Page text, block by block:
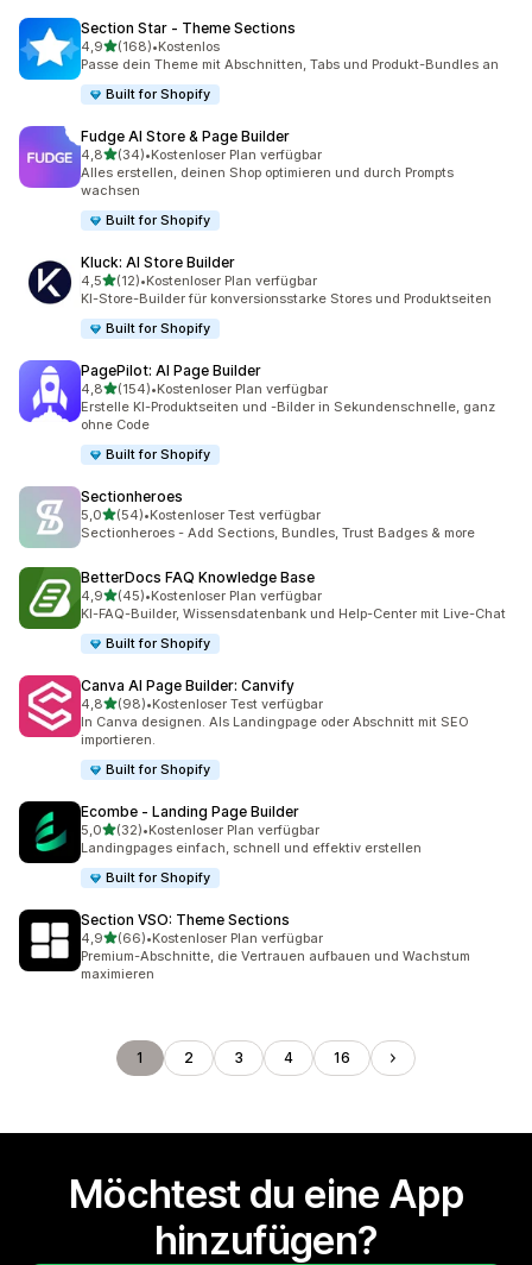
Section Star ‑ Theme Sections
4,9von 5 Sternen
(168)
168 Rezensionen insgesamt
•Kostenlos
Passe dein Theme mit Abschnitten, Tabs und Produkt-Bundles an
Built for Shopify
Fudge AI Store & Page Builder
4,8von 5 Sternen
(34)
34 Rezensionen insgesamt
•Kostenloser Plan verfügbar
Alles erstellen, deinen Shop optimieren und durch Prompts
wachsen
Built for Shopify
Kluck: AI Store Builder
4,5von 5 Sternen
(12)
12 Rezensionen insgesamt
•Kostenloser Plan verfügbar
KI-Store-Builder für konversionsstarke Stores und Produktseiten
Built for Shopify
PagePilot: AI Page Builder
4,8von 5 Sternen
(154)
154 Rezensionen insgesamt
•Kostenloser Plan verfügbar
Erstelle KI-Produktseiten und -Bilder in Sekundenschnelle, ganz
ohne Code
Built for Shopify
Sectionheroes
5,0von 5 Sternen
(54)
54 Rezensionen insgesamt
•Kostenloser Test verfügbar
Sectionheroes - Add Sections, Bundles, Trust Badges & more
BetterDocs FAQ Knowledge Base
4,9von 5 Sternen
(45)
45 Rezensionen insgesamt
•Kostenloser Plan verfügbar
KI-FAQ-Builder, Wissensdatenbank und Help-Center mit Live-Chat
Built for Shopify
Canva AI Page Builder: Canvify
4,8von 5 Sternen
(98)
98 Rezensionen insgesamt
•Kostenloser Test verfügbar
In Canva designen. Als Landingpage oder Abschnitt mit SEO
importieren.
Built for Shopify
Ecombe ‑ Landing Page Builder
5,0von 5 Sternen
(32)
32 Rezensionen insgesamt
•Kostenloser Plan verfügbar
Landingpages einfach, schnell und effektiv erstellen
Built for Shopify
Section VSO: Theme Sections
4,9von 5 Sternen
(66)
66 Rezensionen insgesamt
•Kostenloser Plan verfügbar
Premium-Abschnitte, die Vertrauen aufbauen und Wachstum
maximieren
1 2 3 4 16
Möchtest du eine App
hinzufügen?